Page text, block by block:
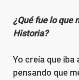
¿Qué fue lo que
Historia?
Yo creía que iba
pensando que